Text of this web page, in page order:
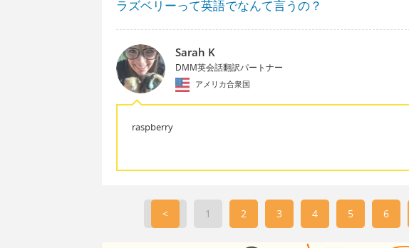
ラズベリーって英語でなんて言うの？
Sarah K
DMM英会話翻訳パートナー
アメリカ合衆国
raspberry
< 1 2 3 4 5 6